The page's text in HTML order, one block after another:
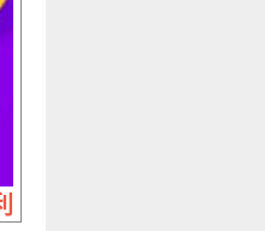
| 50萬內 免押免保